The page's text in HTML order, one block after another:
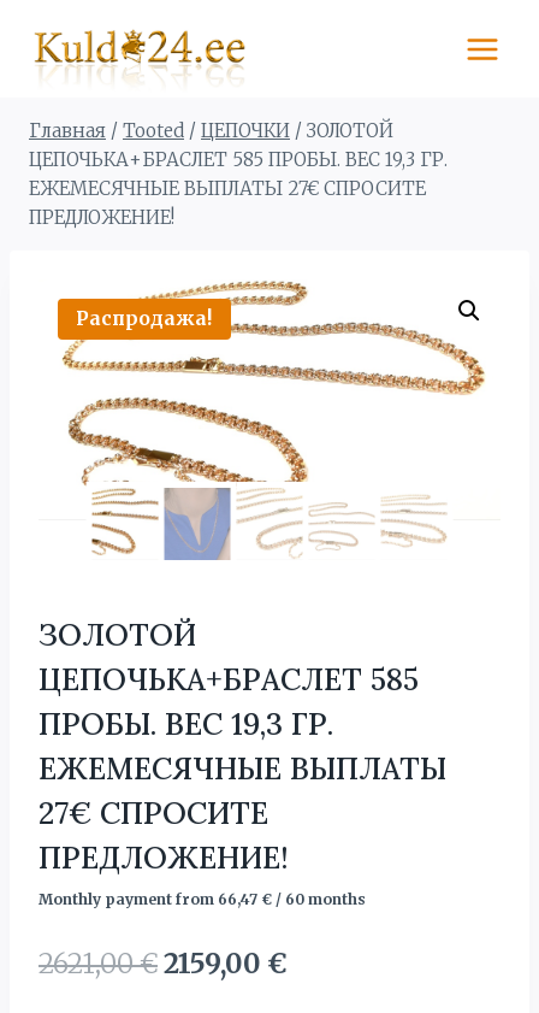
содержимому
Главная / Tooted / ЦЕПОЧКИ / ЗОЛОТОЙ
ЦЕПОЧЬКА+БРАСЛЕТ 585 ПРОБЫ. BЕС 19,3 ГР.
ЕЖЕМЕСЯЧНЫЕ ВЫПЛАТЫ 27€ СПРОСИТЕ
ПРЕДЛОЖЕНИЕ!
Распродажа!
ЗОЛОТОЙ
ЦЕПОЧЬКА+БРАСЛЕТ 585
ПРОБЫ. BЕС 19,3 ГР.
ЕЖЕМЕСЯЧНЫЕ ВЫПЛАТЫ
27€ СПРОСИТЕ
ПРЕДЛОЖЕНИЕ!
Monthly payment from 66,47 € / 60 months
2621,00€Первоначальная
2159,00 €